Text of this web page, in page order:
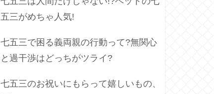
五三がめちゃ人気!
七五三で困る義両親の行動って?無関心
と過干渉はどっちがツライ?
七五三のお祝いにもらって嬉しいもの、